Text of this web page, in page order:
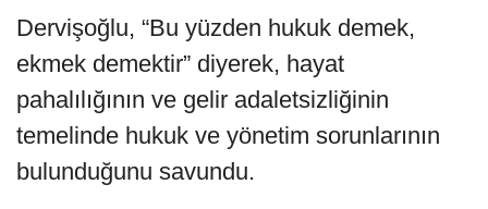
Dervişoğlu, “Bu yüzden hukuk demek,
ekmek demektir” diyerek, hayat
pahalılığının ve gelir adaletsizliğinin
temelinde hukuk ve yönetim sorunlarının
bulunduğunu savundu.